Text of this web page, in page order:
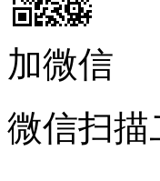
加微信
微信扫描